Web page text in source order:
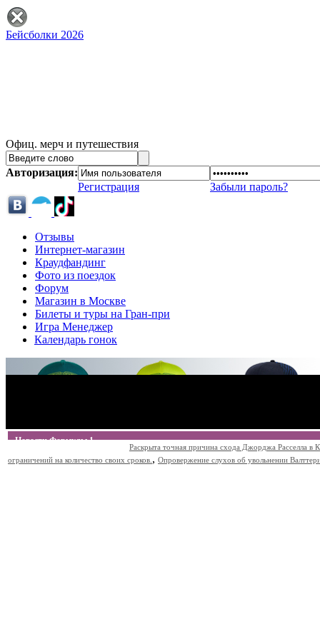
Бейсболки 2026
Офиц. мерч и путешествия
Авторизация:
Регистрация
Забыли пароль?
Отзывы
Интернет-магазин
Краудфандинг
Фото из поездок
Форум
Магазин в Москве
Билеты и туры на Гран-при
Игра Менеджер
Календарь гонок
Новости Формулы 1
Раскрыта точная причина схода Джорджа Расселла в
ограничений на количество своих сроков. , Опровержение слухов об увольнении